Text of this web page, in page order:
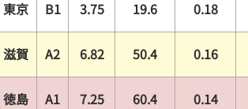
東京 B1 3.75 19.6 0.18
滋賀 A2 6.82 50.4 0.16
徳島 A1 7.25 60.4 0.14